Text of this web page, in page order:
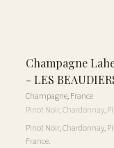
Champagne
- LES
Champagne,France
Pinot Noir, Chardonnay,
Pinot Noir, Chardonnay,
France.